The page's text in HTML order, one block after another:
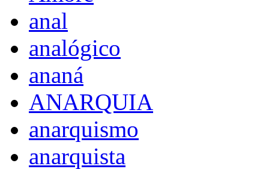
anal
analógico
ananá
ANARQUIA
anarquismo
anarquista